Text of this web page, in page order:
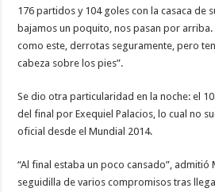
176 partidos y 104 goles con la casaca de
bajamos un poquito, nos pasan por
como este, derrotas seguramente, pero
cabeza sobre los pies”.
Se dio otra particularidad en la noche: el
del final por Exequiel Palacios, lo cual no
oficial desde el Mundial 2014.
“Al final estaba un poco cansado”, admitió
seguidilla de varios compromisos tras